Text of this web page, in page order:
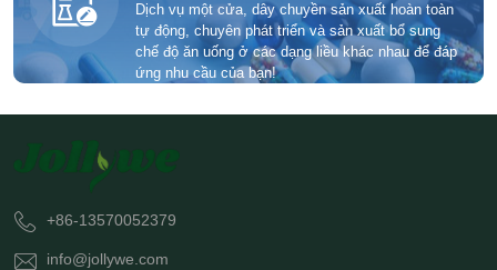
Dịch vụ một cửa, dây chuyền sản xuất hoàn toàn
tự động, chuyên phát triển và sản xuất bổ sung
chế độ ăn uống ở các dạng liều khác nhau để đáp
ứng nhu cầu của bạn!
+86-13570052379
info@jollywe.com